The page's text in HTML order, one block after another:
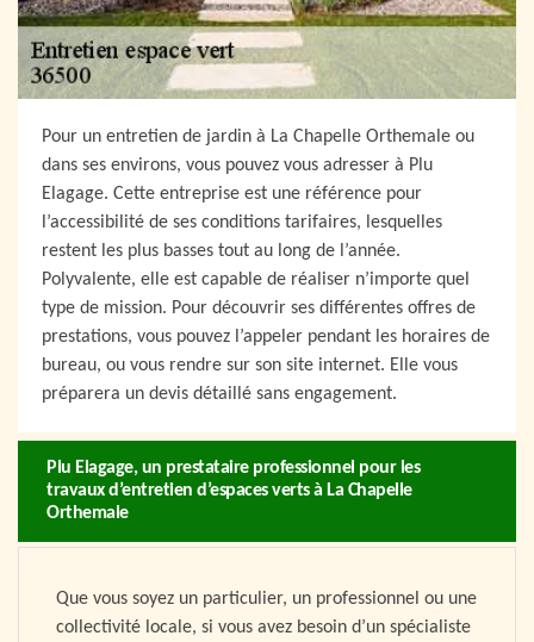
Pour un entretien de jardin à La Chapelle Orthemale ou
dans ses environs, vous pouvez vous adresser à Plu
Elagage. Cette entreprise est une référence pour
l’accessibilité de ses conditions tarifaires, lesquelles
restent les plus basses tout au long de l’année.
Polyvalente, elle est capable de réaliser n’importe quel
type de mission. Pour découvrir ses différentes offres de
prestations, vous pouvez l’appeler pendant les horaires de
bureau, ou vous rendre sur son site internet. Elle vous
préparera un devis détaillé sans engagement.
Plu Elagage, un prestataire professionnel pour les
travaux d’entretien d’espaces verts à La Chapelle
Orthemale
Que vous soyez un particulier, un professionnel ou une
collectivité locale, si vous avez besoin d’un spécialiste